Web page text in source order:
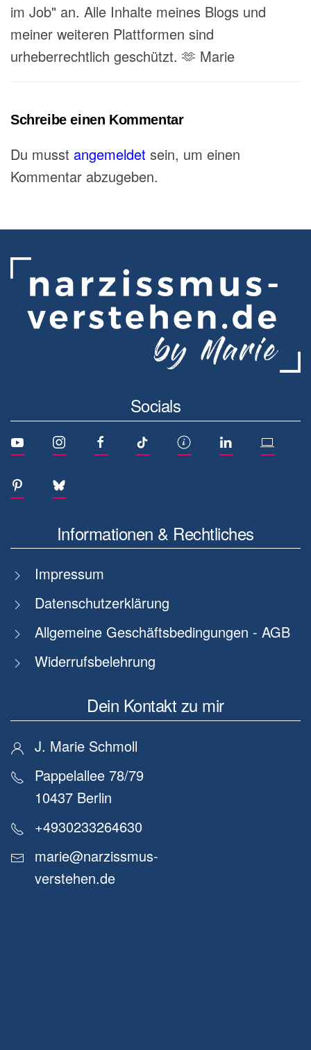
im Job" an. Alle Inhalte meines Blogs und
meiner weiteren Plattformen sind
urheberrechtlich geschützt. 🫶 Marie
Schreibe einen Kommentar
Du musst angemeldet sein, um einen
Kommentar abzugeben.
Socials
Informationen & Rechtliches
Impressum
Datenschutzerklärung
Allgemeine Geschäftsbedingungen - AGB
Widerrufsbelehrung
Dein Kontakt zu mir
J. Marie Schmoll
Pappelallee 78/79
10437 Berlin
+4930233264630
marie@narzissmus-
verstehen.de